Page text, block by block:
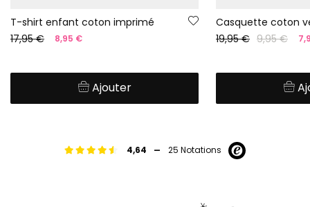
T-shirt enfant coton imprimé
17,95 €
8,95 €
Ajouter
Casquette coton
19,95 € 9,95 €
4,64 - 25 Notations